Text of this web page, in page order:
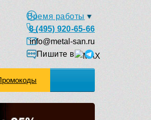
Время работы
8 (495) 920-65-66
info@metal-san.ru
Пишите в